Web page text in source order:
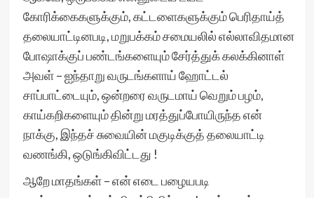
கோரிக்கைகளுக்கும், கட்டளைகளுக்கும் பெரிதாய்த்
தலையாட்டினபடி, மறுபக்கம் சமையலில் எல்லாவிதமான
போஷாக்குப் பண்டங்களையும் சேர்த்துக் கலக்கினாள்
அவள் – ஐந்தாறு வருடங்களாய் ஹோட்டல்
சாப்பாட்டையும், ஒன்றரை வருடமாய் வெறும் பழம்,
காய்கறிகளையும் தின்று மரத்துப்போயிருந்த என்
நாக்கு, இந்தச் சுவையின் மகுடிக்குத் தலையாட்டி
வணங்கி, ஒடுங்கிவிட்டது !
ஆறே மாதங்கள் – என் எடை பழையபடி